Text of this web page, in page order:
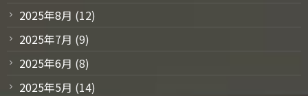
2025年8月 (12)
2025年7月 (9)
2025年6月 (8)
2025年5月 (14)